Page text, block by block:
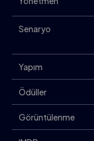
Senaryo
Yapım
Ödüller
Görüntülenme